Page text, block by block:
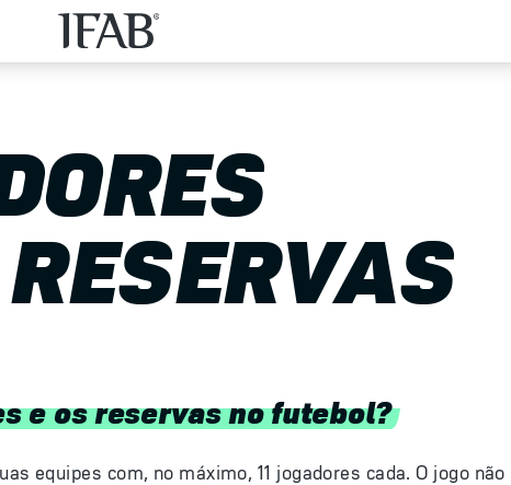
e os reservas no futebol?
equipes com, no máximo, 11 jogadores cada. O jogo não